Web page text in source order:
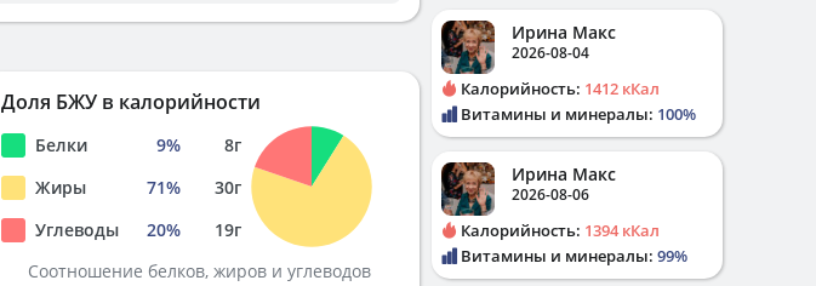
Доля БЖУ в калорийности
Белки 9% 8г
Жиры
71% 30г
Углеводы
20% 19г
Соотношение белков, жиров и углеводов
Ирина Макс
2026-08-04
Калорийность: 1412 кКал
Витамины и минералы: 100%
Ирина Макс
2026-08-06
Калорийность: 1394 кКал
Витамины и минералы: 99%